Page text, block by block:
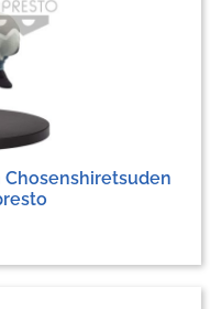
Chosenshiretsuden